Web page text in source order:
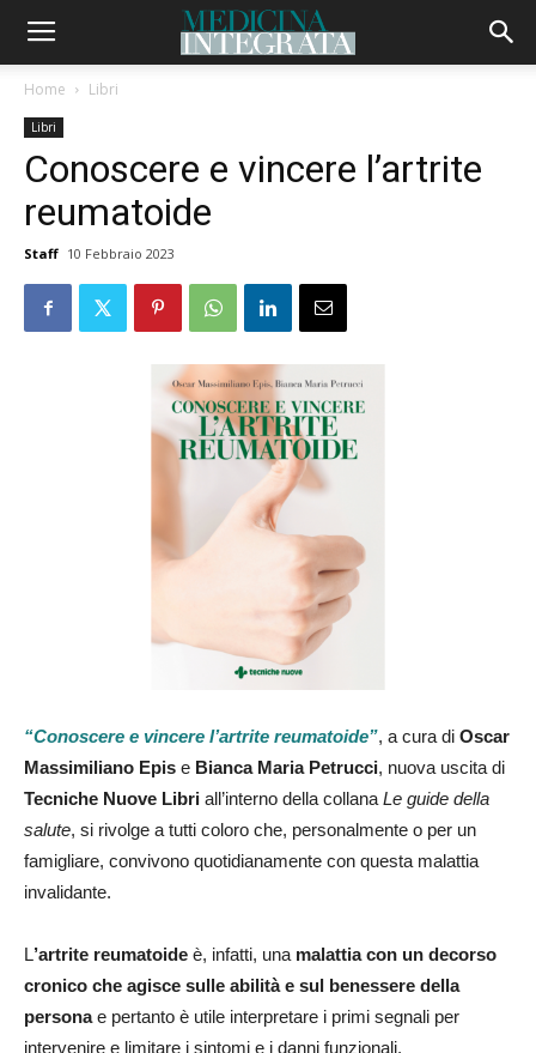
Home Libri
Libri
Conoscere e vincere l’artrite
reumatoide
Staff 10 Febbraio 2023
“Conoscere e vincere l’artrite reumatoide”, a cura di Oscar
Massimiliano Epis e Bianca Maria Petrucci, nuova uscita di
Tecniche Nuove Libri all’interno della collana Le guide della
salute, si rivolge a tutti coloro che, personalmente o per un
famigliare, convivono quotidianamente con questa malattia
invalidante.
L’artrite reumatoide è, infatti, una malattia con un decorso
cronico che agisce sulle abilità e sul benessere della
personae pertanto è utile interpretare i primi segnali per
intervenire e limitare i sintomi e i danni funzionali.